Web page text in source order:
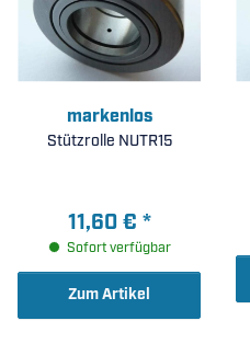
markenlos
Stützrolle NUTR15
11,60 € *
Sofort verfügbar
Zum Artikel